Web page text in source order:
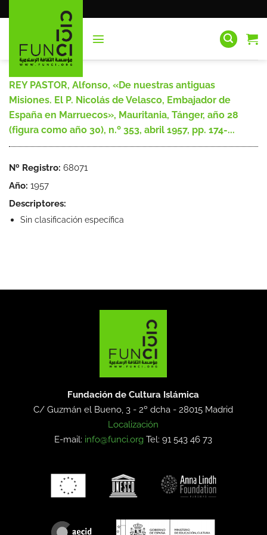
al
REY PASTOR, Alfonso, «De nuestras antiguas
Misiones. El P. Nicolás de Velasco, Embajador de
España en Marruecos», Mauritania, Tánger, año 28
(figura como año 30), n.º 353, abril 1957, pp. 174-...
Nº Registro: 68071
Año: 1957
Descriptores:
Sin clasificación específica
Fundación de Cultura Islámica
C/ Guzmán el Bueno, 3 - 2º dcha -28015 Madrid
Localización
E-mail: info@funci.org Tel: 91 543 46 73